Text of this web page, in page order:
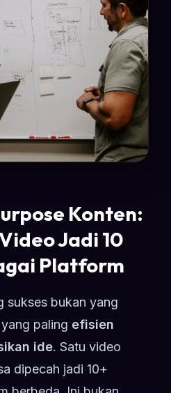
Konten:
Jadi 10
Platform
sukses bukan yang
paling efisien
ide. Satu video
dipecah jadi 10+